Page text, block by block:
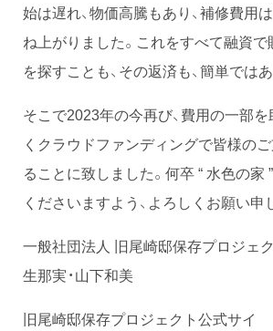
始は遅れ、物価高騰もあり、補修費用
ね上がりました。これをすべて融資で
を探すことも、その返済も、簡単では
そこで2023年の今再び、費用の一部
くクラウドファンディングで皆様の
ることに致しました。何卒 “ 水色の家
くださいますよう、よろしくお願い申
一般社団法人 旧尾崎邸保存プロジェ
生那実・山下和美
旧尾崎邸保存プロジェクト公式サイ